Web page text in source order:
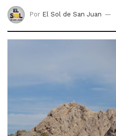
Por El Sol de San Juan